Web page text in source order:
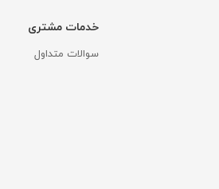
خدمات مشتری
سوالات متداول